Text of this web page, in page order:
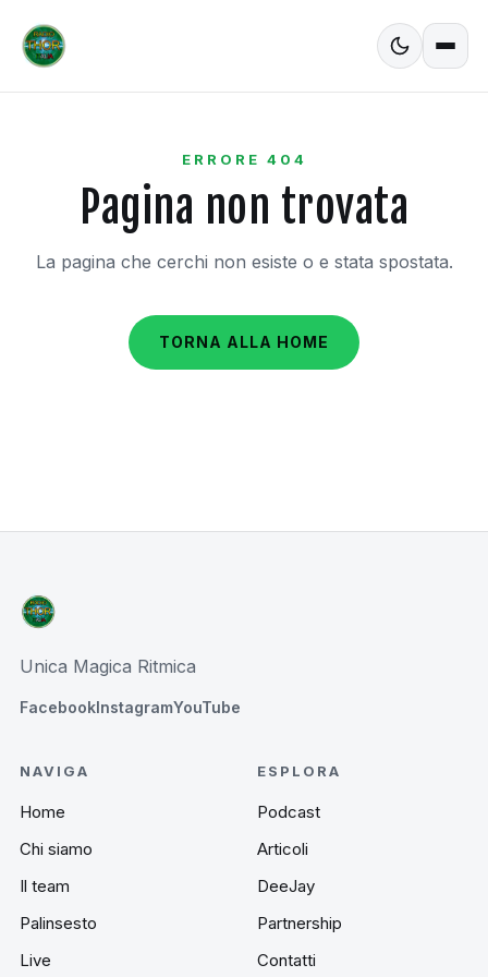
ERRORE 404
Pagina non trovata
La pagina che cerchi non esiste o e stata spostata.
TORNA ALLA HOME
Unica Magica Ritmica
FacebookInstagramYouTube
NAVIGA
Home
Chi siamo
Il team
Palinsesto
Live
ESPLORA
Podcast
Articoli
DeeJay
Partnership
Contatti